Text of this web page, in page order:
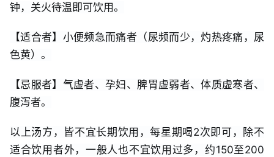
钟，关火待温即可饮用。
【适合者】小便频急而痛者（尿频而少，灼热疼痛，尿
色黄）。
【忌服者】气虚者、孕妇、脾胃虚弱者、体质虚寒者、
腹泻者。
以上汤方，皆不宜长期饮用，每星期喝2次即可，除不
适合饮用者外，一般人也不宜饮用过多，约150至200